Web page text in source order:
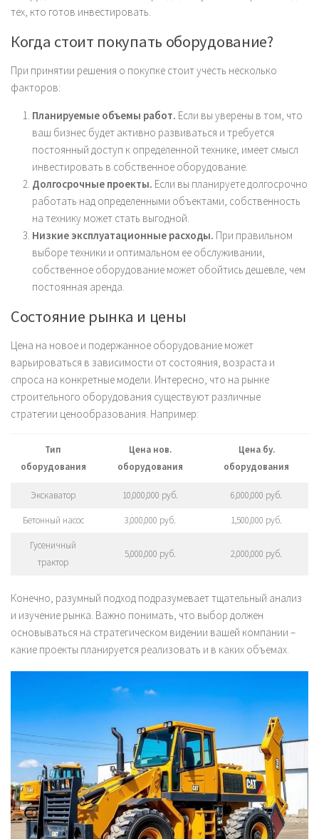
тех, кто готов инвестировать.
Когда стоит покупать оборудование?
При принятии решения о покупке стоит учесть несколько
факторов:
Планируемые объемы работ. Если вы уверены в том, что
ваш бизнес будет активно развиваться и требуется
постоянный доступ к определенной технике, имеет смысл
инвестировать в собственное оборудование.
Долгосрочные проекты. Если вы планируете долгосрочно
работать над определенными объектами, собственность
на технику может стать выгодной.
Низкие эксплуатационные расходы. При правильном
выборе техники и оптимальном ее обслуживании,
собственное оборудование может обойтись дешевле, чем
постоянная аренда.
Состояние рынка и цены
Цена на новое и подержанное оборудование может
варьироваться в зависимости от состояния, возраста и
спроса на конкретные модели. Интересно, что на рынке
строительного оборудования существуют различные
стратегии ценообразования. Например:
Тип
оборудования
Цена нов.
оборудования
Цена бу.
оборудования
Экскаватор 10,000,000 руб. 6,000,000 руб.
Бетонный насос 3,000,000 руб. 1,500,000 руб.
Гусеничный
трактор
5,000,000 руб. 2,000,000 руб.
Конечно, разумный подход подразумевает тщательный анализ
и изучение рынка. Важно понимать, что выбор должен
основываться на стратегическом видении вашей компании –
какие проекты планируется реализовать и в каких объемах.